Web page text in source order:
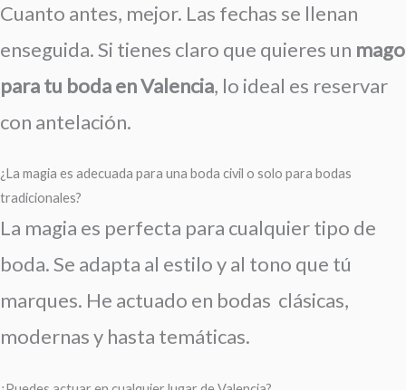
Cuanto antes, mejor. Las fechas se llenan
enseguida. Si tienes claro que quieres un mago
para tu boda en Valencia, lo ideal es reservar
con antelación.
¿La magia es adecuada para una boda civil o solo para bodas
tradicionales?
La magia es perfecta para cualquier tipo de
boda. Se adapta al estilo y al tono que tú
marques. He actuado en bodas clásicas,
modernas y hasta temáticas.